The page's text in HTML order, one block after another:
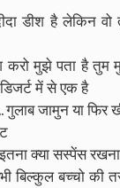
डीश है लेकिन
करो मुझे पता है
डिजर्ट में से एक है
जामुन या फिर
क्या सस्पेंस रखना
भी बिल्कुल बच्चो